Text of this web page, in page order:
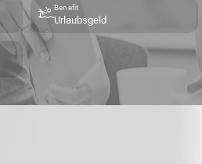
Benefit
Urlaubsgeld